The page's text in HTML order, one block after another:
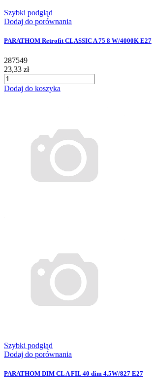
Szybki podgląd
Dodaj do porównania
PARATHOM Retrofit CLASSIC A 75 8 W/4000K E27
287549
23,33 zł
Dodaj do koszyka
Szybki podgląd
Dodaj do porównania
PARATHOM DIM CL A FIL 40 dim 4.5W/827 E27